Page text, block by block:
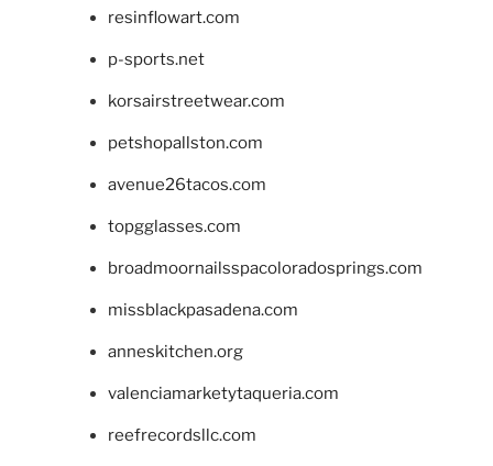
resinflowart.com
p-sports.net
korsairstreetwear.com
petshopallston.com
avenue26tacos.com
topgglasses.com
broadmoornailsspacoloradosprings.com
missblackpasadena.com
anneskitchen.org
valenciamarketytaqueria.com
reefrecordsllc.com